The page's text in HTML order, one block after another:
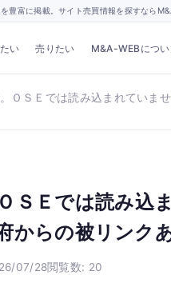
豊富に掲載。サイト売買情報を探すなら
い 売りたい M&A-WEBについ
ＯＳＥでは読み込まれていま
ＳＥでは読み込
からの被リンクあ
07/28閲覧数: 20